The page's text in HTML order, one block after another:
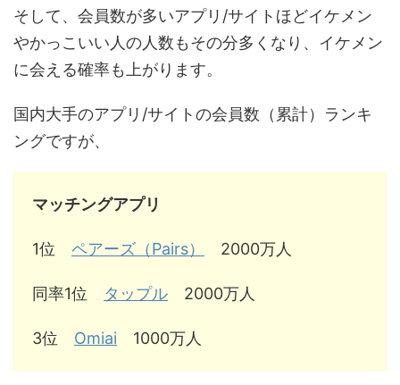
そして、会員数が多いアプリ/サイトほどイケメン
やかっこいい人の人数もその分多くなり、イケメン
に会える確率も上がります。
国内大手のアプリ/サイトの会員数（累計）ランキ
ングですが、
マッチングアプリ
1位 ペアーズ（Pairs） 2000万人
同率1位 タップル 2000万人
3位 Omiai 1000万人